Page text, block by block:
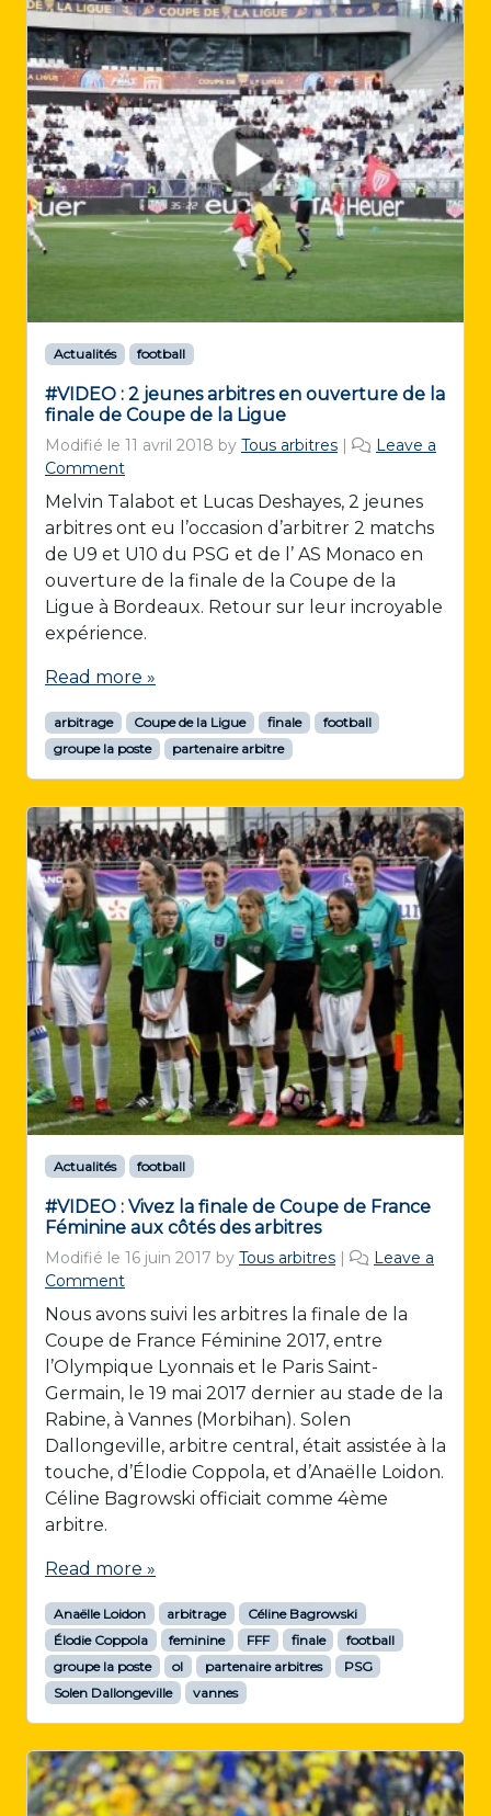
Actualités football
#VIDEO : 2 jeunes arbitres en ouverture de la
finale de Coupe de la Ligue
Modifié le 11 avril 2018 by Tous arbitres |
Leave a
Comment
Melvin Talabot et Lucas Deshayes, 2 jeunes
arbitres ont eu l’occasion d’arbitrer 2 matchs
de U9 et U10 du PSG et de l’ AS Monaco en
ouverture de la finale de la Coupe de la
Ligue à Bordeaux. Retour sur leur incroyable
expérience.
Read more »
arbitrage Coupe de la Ligue finale
football
groupe la poste
partenaire arbitre
Actualités football
#VIDEO : Vivez la finale de Coupe de France
Féminine aux côtés des arbitres
Modifié le 16 juin 2017 by Tous arbitres |
Leave a
Comment
Nous avons suivi les arbitres la finale de la
Coupe de France Féminine 2017, entre
l’Olympique Lyonnais et le Paris Saint-
Germain, le 19 mai 2017 dernier au stade de la
Rabine, à Vannes (Morbihan). Solen
Dallongeville, arbitre central, était assistée à la
touche, d’Élodie Coppola, et d’Anaëlle Loidon.
Céline Bagrowski officiait comme 4ème
arbitre.
Read more »
Anaëlle Loidon arbitrage
Céline Bagrowski
Élodie Coppola
feminine FFF finale
football
groupe la poste
ol partenaire arbitres
PSG
Solen Dallongeville
vannes